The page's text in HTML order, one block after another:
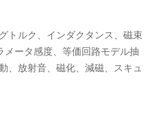
トルク、インダクタンス、磁束
ータ感度、等価回路モデル抽
、放射音、磁化、減磁、スキュ